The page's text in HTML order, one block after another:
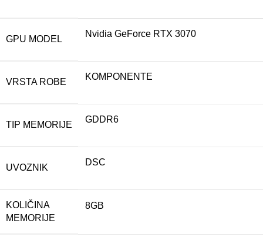
GPU MODEL
Nvidia GeForce RTX 3070
VRSTA ROBE
KOMPONENTE
TIP MEMORIJE
GDDR6
UVOZNIK
DSC
KOLIČINA
MEMORIJE
8GB